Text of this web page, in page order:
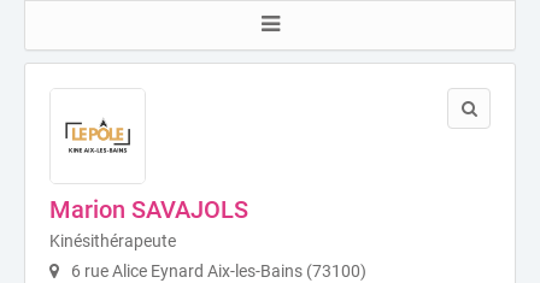
Marion SAVAJOLS
Kinésithérapeute
6 rue Alice Eynard Aix-les-Bains (73100)